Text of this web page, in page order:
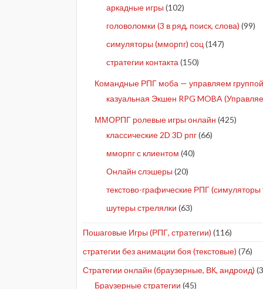
аркадные игры (102)
головоломки (3 в ряд, поиск, слова) (99)
симуляторы (мморпг) соц (147)
стратегии контакта (150)
Командные РПГ моба — управляем группой
казуальная Экшен RPG MOBA
ММОРПГ ролевые игры онлайн (425)
классические 2D 3D рпг(66)
мморпг с клиентом (40)
Онлайн слэшеры (20)
текстово-графические РПГ
шутеры стрелялки (63)
Пошаговые Игры (РПГ, стратегии) (116)
стратегии без анимации боя (текстовые) (76)
Стратегии онлайн (браузерные, ВК, андроид)
Браузерные стратегии (45)